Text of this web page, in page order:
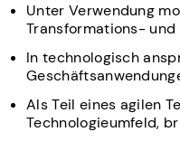
Unter Verwendung
Transformations-
In technologisch
Als Teil eines agilen
Technologieumfeld,